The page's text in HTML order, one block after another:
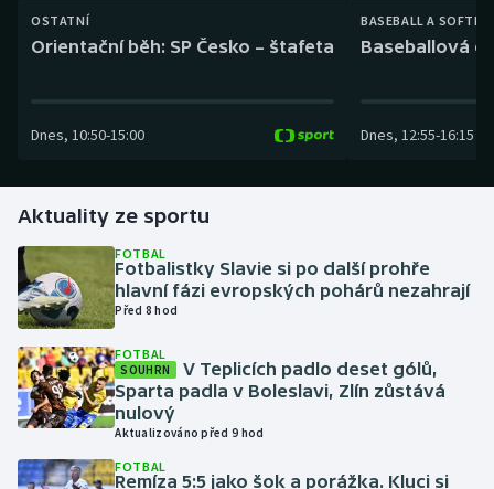
Biatlon
Dostihy
Florbal
Futsal
Golf
Gymnastika
Aplikace ČT sport
OSTATNÍ
Orientační běh: SP Česko – štafeta
Dnes, 10:50-15:00
BASEBALL A
Baseballová
Dnes, 12:55-16:15
Aktuality ze sportu
FOTBAL
Fotbalistky Slavie si po další prohře
hlavní fázi evropských pohárů nezahrají
Před 8 hod
FOTBAL
SOUHRN
V Teplicích padlo deset gólů,
Sparta padla v Boleslavi, Zlín zůstává
nulový
Aktualizováno před 9 hod
FOTBAL
Remíza 5:5 jako šok a porážka. Kluci si